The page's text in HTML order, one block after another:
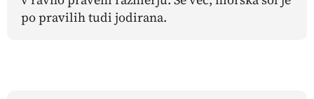
po pravilih tudi jodirana.